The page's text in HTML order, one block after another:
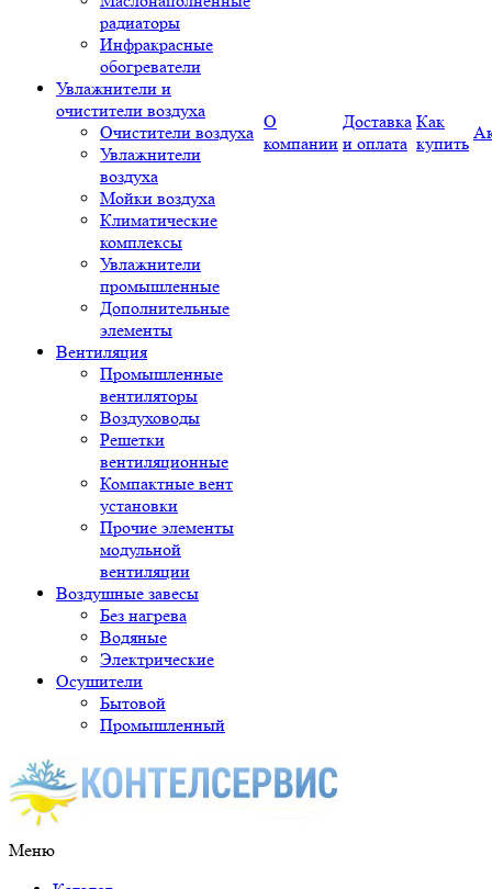
радиаторы
Инфракрасные
обогреватели
Увлажнители и
очистители воздуха
Очистители воздуха
Увлажнители
воздуха
Мойки воздуха
Климатические
комплексы
Увлажнители
промышленные
Дополнительные
элементы
Вентиляция
Промышленные
вентиляторы
Воздуховоды
Решетки
вентиляционные
Компактные вент
установки
Прочие элементы
модульной
вентиляции
Воздушные завесы
Без нагрева
Водяные
Электрические
Осушители
Бытовой
Промышленный
О
компании
Доставка
и оплата
Как
купить
Меню